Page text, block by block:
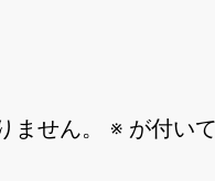
せん。 ※ が付い